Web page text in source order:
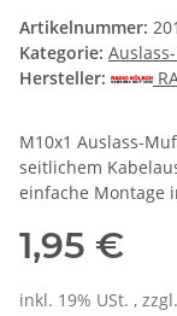
Artikelnummer:
Kategorie:
Hersteller:
M10x1 Auslass-
seitlichem
einfache Montage
1,95 €
inkl. 19% USt. , zzgl.